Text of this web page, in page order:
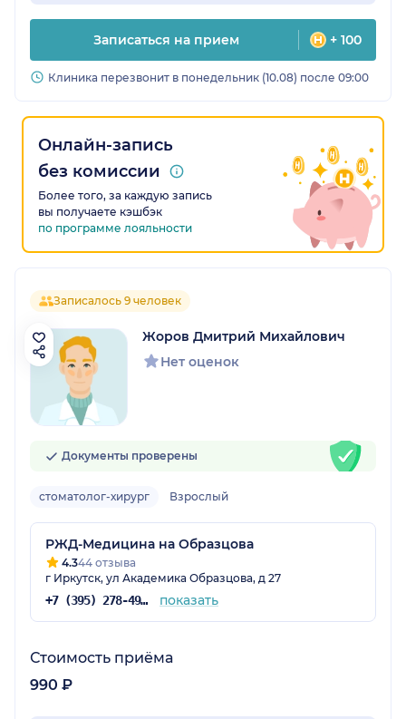
Записаться на прием + 100
Клиника перезвонит в понедельник (10.08) после 09:00
Онлайн-запись
без комиссии
Более того, за каждую запись
вы получаете кэшбэк
по программе лояльности
Записалось 9 человек
Жоров Дмитрий Михайлович
Нет оценок
Документы проверены
стоматолог-хирург Взрослый
РЖД-Медицина на Образцова
4.344 отзыва
г Иркутск, ул Академика Образцова, д 27
+7 (395) 278-49-11 показать
Стоимость приёма
990 ₽